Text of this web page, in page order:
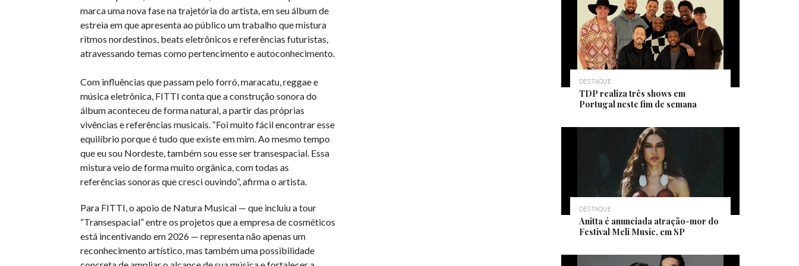
marca uma nova fase na trajetória do artista, em seu álbum de
estreia em que apresenta ao público um trabalho que mistura
ritmos nordestinos, beats eletrônicos e referências futuristas,
atravessando temas como pertencimento e autoconhecimento.
Com influências que passam pelo forró, maracatu, reggae e
música eletrônica, FITTI conta que a construção sonora do
álbum aconteceu de forma natural, a partir das próprias
vivências e referências musicais. “Foi muito fácil encontrar esse
equilíbrio porque é tudo que existe em mim. Ao mesmo tempo
que eu sou Nordeste, também sou esse ser transespacial. Essa
mistura veio de forma muito orgânica, com todas as
referências sonoras que cresci ouvindo”, afirma o artista.
Para FITTI, o apoio de Natura Musical — que incluiu a tour
“Transespacial” entre os projetos que a empresa de cosméticos
está incentivando em 2026 — representa não apenas um
reconhecimento artístico, mas também uma possibilidade
DESTAQUE
TDP realiza três shows em
Portugal neste fim de semana
DESTAQUE
Anitta é anunciada atração-mor do
Festival Meli Music, em SP